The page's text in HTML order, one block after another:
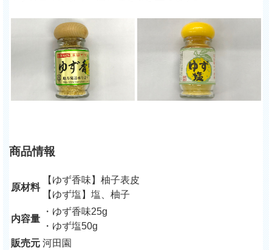
商品情報
原材料
【ゆず香味】柚子表皮
【ゆず塩】塩、柚子
内容量
・ゆず香味25g
・ゆず塩50g
販売元 河田園